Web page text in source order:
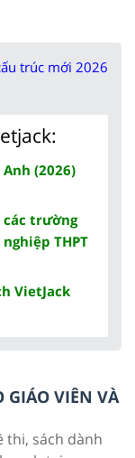
trúc mới 2026
(2026)
các trường
THPT
VietJack
GIÁO VIÊN VÀ
thi, sách dành